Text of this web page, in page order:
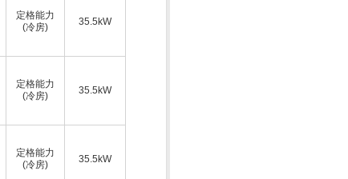
定格能力
(冷房)
35.5kW
定格能力
(冷房)
35.5kW
定格能力
(冷房)
35.5kW